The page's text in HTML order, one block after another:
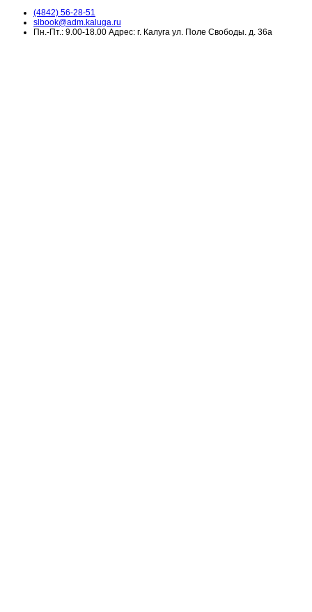
(4842) 56-28-51
slbook@adm.kaluga.ru
Пн.-Пт.: 9.00-18.00 Адрес: г. Калуга ул. Поле Свободы. д. 36а